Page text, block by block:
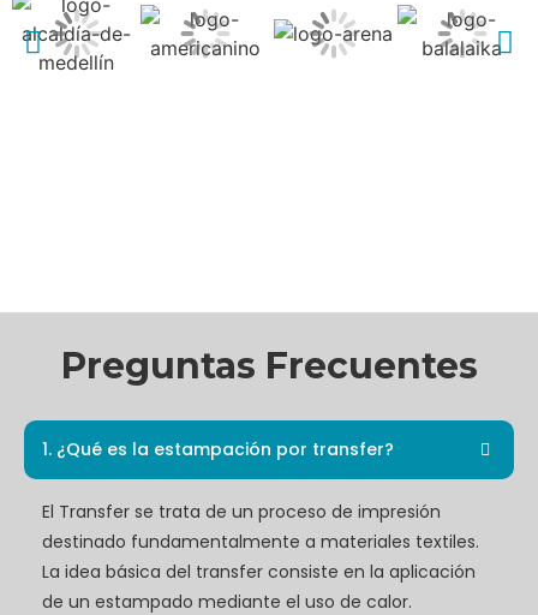
Preguntas Frecuentes
1. ¿Qué es la estampación por transfer?
El Transfer se trata de un proceso de impresión
destinado fundamentalmente a materiales textiles.
La idea básica del transfer consiste en la aplicación
de un estampado mediante el uso de calor.